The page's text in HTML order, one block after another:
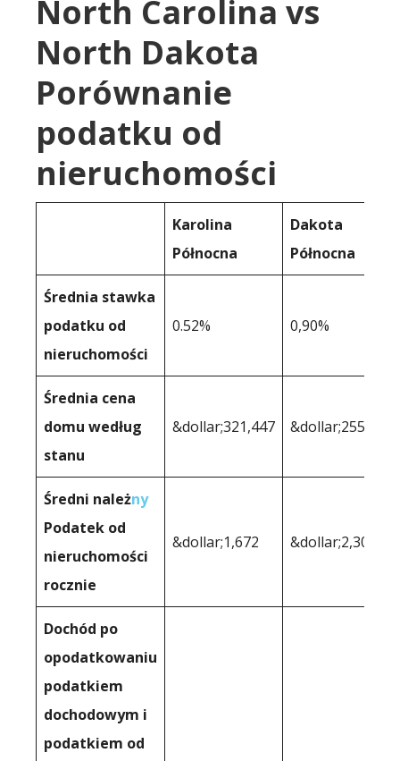
North Carolina vs
North Dakota
Porównanie
podatku od
nieruchomości
Karolina
Północna
Dakota
Północna
Średnia stawka
podatku od
nieruchomości
0.52% 0,90%
Średnia cena
domu według
stanu
&dollar;321,447 &dollar;255,551
Średni należny
Podatek od
nieruchomości
rocznie
&dollar;1,672 &dollar;2,300
Dochód po
opodatkowaniu
podatkiem
dochodowym i
podatkiem od